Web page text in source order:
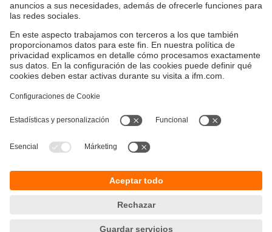
de temperatura, el alto grado de protección y la robusta
carcasa permiten su utilización en entornos industriales
agresivos.
Sostenibilidad
Política de garantía
Sedes (EN)
Responsible Disclosure
Providencia